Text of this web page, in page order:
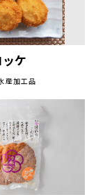
ケ
産加工品